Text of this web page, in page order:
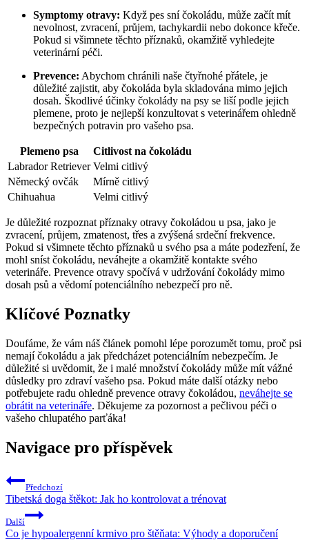
Symptomy otravy: Když pes sní čokoládu, může začít mít
nevolnost, zvracení, průjem, tachykardii nebo dokonce křeče.
Pokud si všimnete těchto příznaků, okamžitě vyhledejte
veterinární péči.
Prevence: Abychom chránili naše čtyřnohé přátele, je
důležité zajistit, aby čokoláda byla skladována mimo jejich
dosah. Škodlivé účinky čokolády na psy se liší podle jejich
plemene, proto je nejlepší konzultovat s veterinářem ohledně
bezpečných potravin pro vašeho psa.
Plemeno psa
Citlivost na čokoládu
Labrador Retriever Velmi citlivý
Německý ovčák
Mírně citlivý
Chihuahua
Velmi citlivý
Je důležité rozpoznat příznaky otravy čokoládou u psa, jako je
zvracení, průjem, zmatenost, třes a zvýšená srdeční frekvence.
Pokud si všimnete těchto příznaků u svého psa a máte podezření, že
mohl sníst čokoládu, neváhejte a okamžitě kontakte svého
veterináře. Prevence otravy spočívá v udržování čokolády mimo
dosah psů a vědomí potenciálního nebezpečí pro ně.
Klíčové Poznatky
Doufáme, že vám náš článek pomohl lépe porozumět tomu, proč psi
nemají čokoládu a jak předcházet potenciálním nebezpečím. Je
důležité si uvědomit, že i malé množství čokolády může mít vážné
důsledky pro zdraví vašeho psa. Pokud máte další otázky nebo
potřebujete radu ohledně prevence otravy čokoládou, neváhejte se
obrátit na veterináře. Děkujeme za pozornost a pečlivou péči o
vašeho chlupatého parťáka!
Navigace pro příspěvek
Předchozí
Tibetská doga štěkot: Jak ho kontrolovat a trénovat
Další
Co je hypoalergenní krmivo pro štěňata: Výhody a doporučení